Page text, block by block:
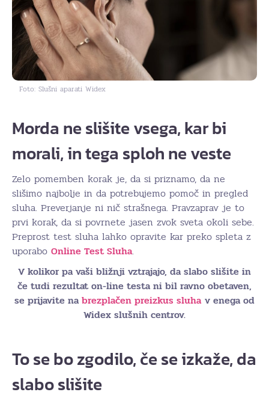
Foto: Slušni aparati Widex
Morda ne slišite vsega, kar bi
morali, in tega sploh ne veste
Zelo pomemben korak je, da si priznamo, da ne
slišimo najbolje in da potrebujemo pomoč in pregled
sluha. Preverjanje ni nič strašnega. Pravzaprav je to
prvi korak, da si povrnete jasen zvok sveta okoli sebe.
Preprost test sluha lahko opravite kar preko spleta z
uporabo Online Test Sluha.
V kolikor pa vaši bližnji vztrajajo, da slabo slišite in
če tudi rezultat on-line testa ni bil ravno obetaven,
se prijavite na brezplačen preizkus sluha v enega od
Widex slušnih centrov.
To se bo zgodilo, če se izkaže, da
slabo slišite